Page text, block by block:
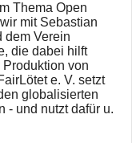
Thema Open
mit Sebastian
dem Verein
die dabei hilft
von
e. V. setzt
globalisierten
- und nutzt dafür u.